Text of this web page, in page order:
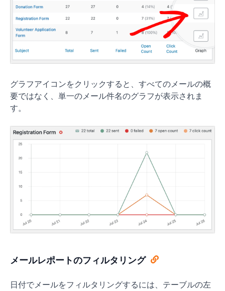
グラフアイコンをクリックすると、すべてのメールの概
要ではなく、単一のメール件名のグラフが表示されま
す。
メールレポートのフィルタリング
日付でメールをフィルタリングするには、テーブルの左